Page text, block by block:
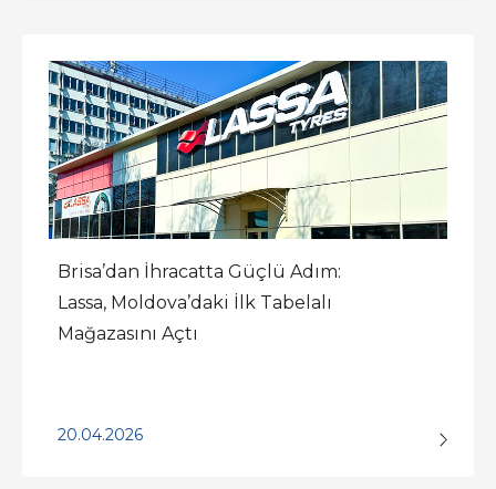
Brisa’dan İhracatta Güçlü Adım:
Lassa, Moldova’daki İlk Tabelalı
Mağazasını Açtı
20.04.2026